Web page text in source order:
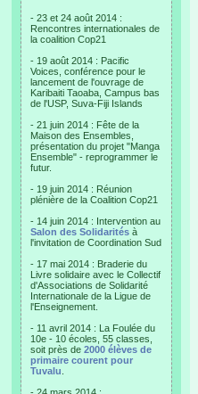
- 23 et 24 août 2014 :
Rencontres internationales de
la coalition Cop21
- 19 août 2014 : Pacific
Voices, conférence pour le
lancement de l'ouvrage de
Karibaiti Taoaba, Campus bas
de l'USP, Suva-Fiji Islands
- 21 juin 2014 : Fête de la
Maison des Ensembles,
présentation du projet "Manga
Ensemble" - reprogrammer le
futur.
- 19 juin 2014 : Réunion
plénière de la Coalition Cop21
- 14 juin 2014 : Intervention au
Salon des Solidarités à
l'invitation de Coordination Sud
- 17 mai 2014 : Braderie du
Livre solidaire avec le Collectif
d'Associations de Solidarité
Internationale de la Ligue de
l'Enseignement.
- 11 avril 2014 : La Foulée du
10e - 10 écoles, 55 classes,
soit près de 2000 élèves de
primaire courent pour
Tuvalu